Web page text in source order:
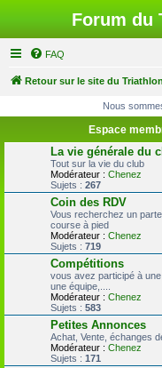
Forum du
FAQ
Retour sur le site du Triathlon
Nous
Espace
La vie générale du
Tout sur la vie du club
Modérateur : Chenez
Sujets : 267
Coin des RDV
Vous recherchez un
course à pied
Modérateur : Chenez
Sujets : 719
Compétitions
vous avez participé à
une équipe,....
Modérateur : Chenez
Sujets : 583
Petites Annonces
Achat, Vente, échanges
Modérateur : Chenez
Sujets : 171